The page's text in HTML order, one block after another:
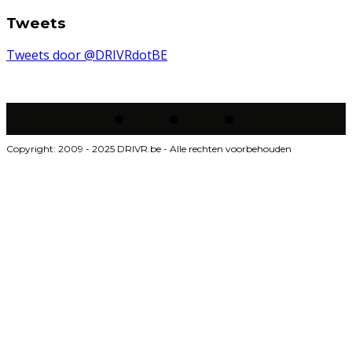
Tweets
Tweets door @DRIVRdotBE
Copyright: 2009 - 2025 DRIVR.be - Alle rechten voorbehouden